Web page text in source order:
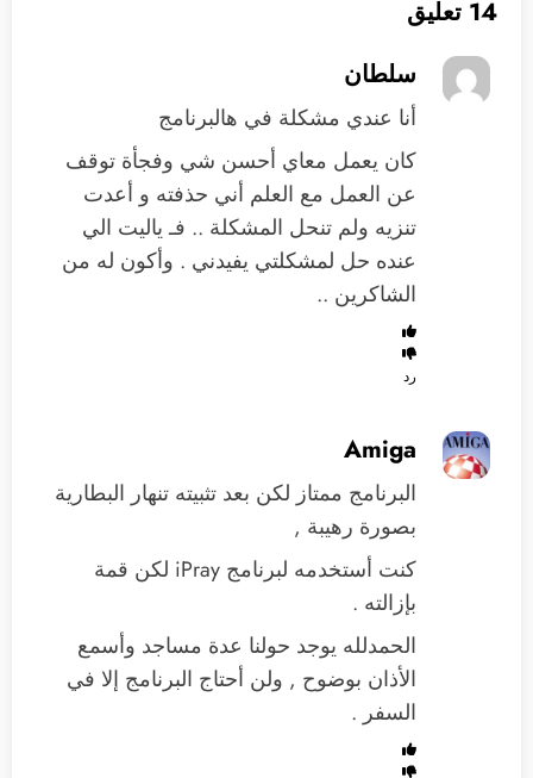
14 تعليق
سلطان
أنا عندي مشكلة في هالبرنامج
كان يعمل معاي أحسن شي وفجأة توقف
عن العمل مع العلم أني حذفته و أعدت
تنزيه ولم تنحل المشكلة .. فـ ياليت الي
عنده حل لمشكلتي يفيدني . وأكون له من
الشاكرين ..
رد
Amiga
البرنامج ممتاز لكن بعد تثبيته تنهار البطارية
بصورة رهيبة ,
كنت أستخدمه لبرنامج iPray لكن قمة
بإزالته .
الحمدلله يوجد حولنا عدة مساجد وأسمع
الأذان بوضوح , ولن أحتاج البرنامج إلا في
السفر .